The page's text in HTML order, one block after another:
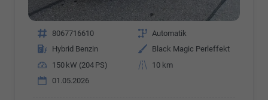
Fahrzeugnr. 8067716610 Getriebe Automatik
Kraftstoff
Hybrid Benzin Außenfarbe
Black Magic Perleffekt
Leistung
150 kW (204 PS) Kilometerstand
10 km
01.05.2026